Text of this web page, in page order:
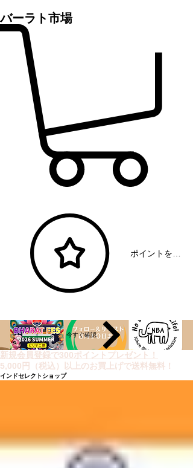
バーラト市場
今すぐ確認
新規会員登録で300ポイントプレゼント！
5,000円（税込）以上のお買上げで送料無料！
インドセレクトショップ